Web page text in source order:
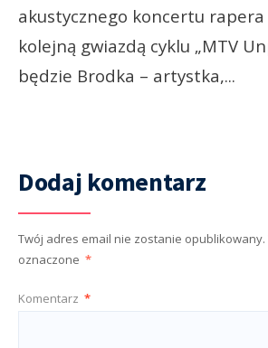
akustycznego koncertu rapera
kolejną gwiazdą cyklu „MTV
będzie Brodka – artystka,...
Dodaj komentarz
Twój adres email nie zostanie opublikowany.
oznaczone *
Komentarz *